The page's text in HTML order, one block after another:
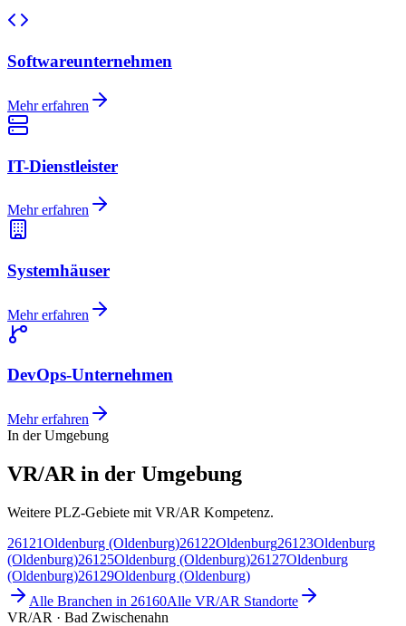
Softwareunternehmen
Mehr erfahren
IT-Dienstleister
Mehr erfahren
Systemhäuser
Mehr erfahren
DevOps-Unternehmen
Mehr erfahren
In der Umgebung
VR/AR in der Umgebung
Weitere PLZ-Gebiete mit VR/AR Kompetenz.
26121Oldenburg (Oldenburg)26122Oldenburg26123Oldenburg
(Oldenburg)26125Oldenburg (Oldenburg)26127Oldenburg
(Oldenburg)26129Oldenburg (Oldenburg)
Alle Branchen in 26160Alle VR/AR Standorte
VR/AR · Bad Zwischenahn